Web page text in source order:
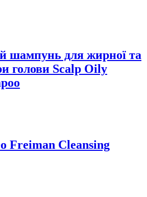
шампунь для жирної та
голови Scalp Oily
Freiman Cleansing